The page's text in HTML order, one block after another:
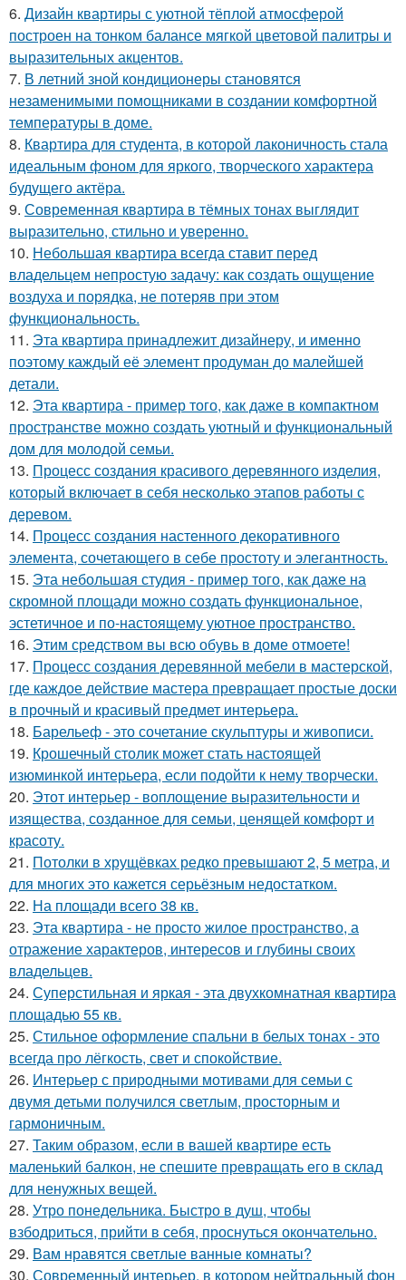
6. Дизайн квартиры с уютной тёплой атмосферой
построен на тонком балансе мягкой цветовой палитры и
выразительных акцентов.
7. В летний зной кондиционеры становятся
незаменимыми помощниками в создании комфортной
температуры в доме.
8. Квартира для студента, в которой лаконичность стала
идеальным фоном для яркого, творческого характера
будущего актёра.
9. Современная квартира в тёмных тонах выглядит
выразительно, стильно и уверенно.
10. Небольшая квартира всегда ставит перед
владельцем непростую задачу: как создать ощущение
воздуха и порядка, не потеряв при этом
функциональность.
11. Эта квартира принадлежит дизайнеру, и именно
поэтому каждый её элемент продуман до малейшей
детали.
12. Эта квартира - пример того, как даже в компактном
пространстве можно создать уютный и функциональный
дом для молодой семьи.
13. Процесс создания красивого деревянного изделия,
который включает в себя несколько этапов работы с
деревом.
14. Процесс создания настенного декоративного
элемента, сочетающего в себе простоту и элегантность.
15. Эта небольшая студия - пример того, как даже на
скромной площади можно создать функциональное,
эстетичное и по-настоящему уютное пространство.
16. Этим средством вы всю обувь в доме отмоете!
17. Процесс создания деревянной мебели в мастерской,
где каждое действие мастера превращает простые доски
в прочный и красивый предмет интерьера.
18. Барельеф - это сочетание скульптуры и живописи.
19. Крошечный столик может стать настоящей
изюминкой интерьера, если подойти к нему творчески.
20. Этот интерьер - воплощение выразительности и
изящества, созданное для семьи, ценящей комфорт и
красоту.
21. Потолки в хрущёвках редко превышают 2, 5 метра, и
для многих это кажется серьёзным недостатком.
22. На площади всего 38 кв.
23. Эта квартира - не просто жилое пространство, а
отражение характеров, интересов и глубины своих
владельцев.
24. Суперстильная и яркая - эта двухкомнатная квартира
площадью 55 кв.
25. Стильное оформление спальни в белых тонах - это
всегда про лёгкость, свет и спокойствие.
26. Интерьер с природными мотивами для семьи с
двумя детьми получился светлым, просторным и
гармоничным.
27. Таким образом, если в вашей квартире есть
маленький балкон, не спешите превращать его в склад
для ненужных вещей.
28. Утро понедельника. Быстро в душ, чтобы
взбодриться, прийти в себя, проснуться окончательно.
29. Вам нравятся светлые ванные комнаты?
30. Современный интерьер, в котором нейтральный фон